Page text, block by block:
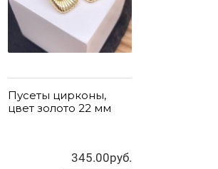
Пусеты цирконы,
цвет золото 22 мм
345.00руб.